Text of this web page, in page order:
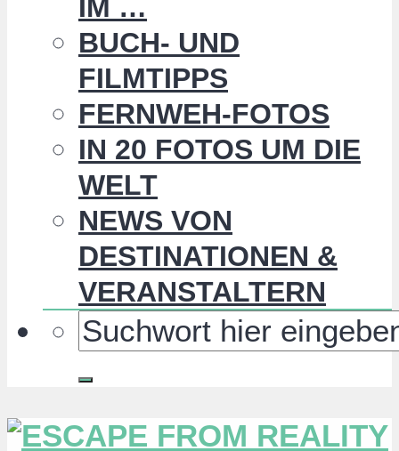
IM …
BUCH- UND
FILMTIPPS
FERNWEH-FOTOS
IN 20 FOTOS UM DIE
WELT
NEWS VON
DESTINATIONEN &
VERANSTALTERN